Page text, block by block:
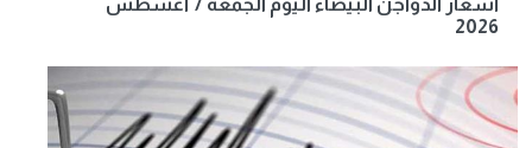
أسعار الدواجن البيضاء اليوم الجمعة 7 أغسطس
2026